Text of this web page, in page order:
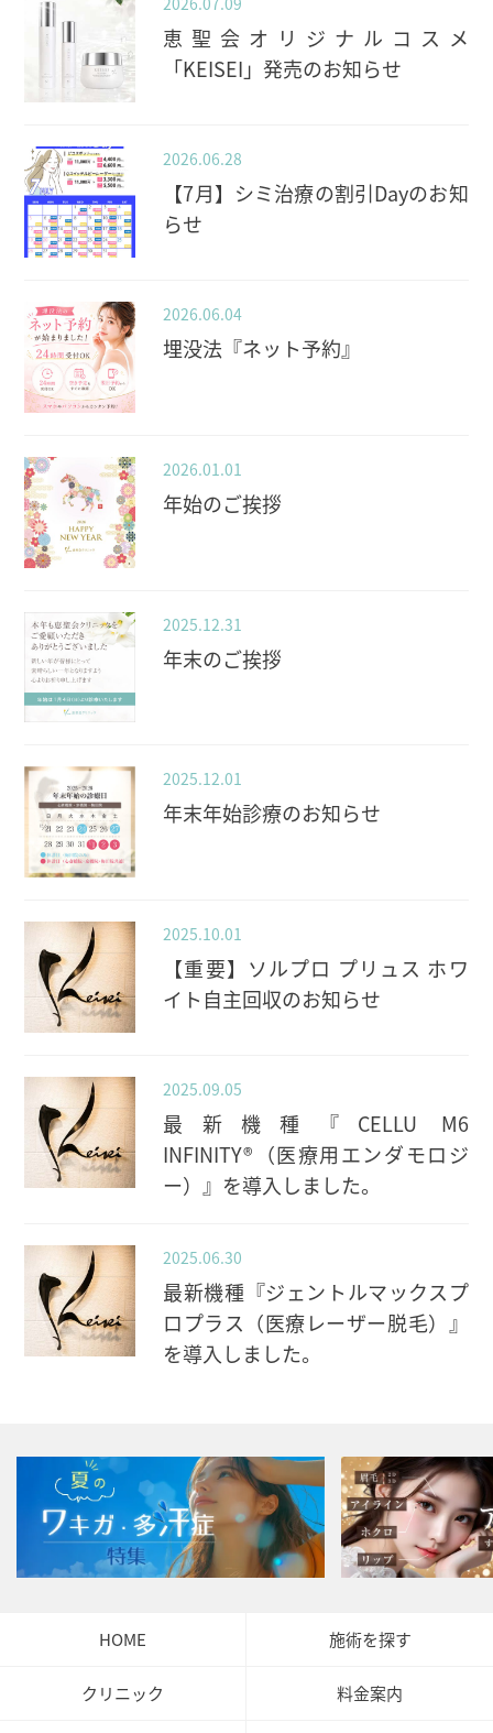
恵聖会オリジナルコスメ
「KEISEI」発売のお知らせ
2026.06.28
【7月】シミ治療の割引Dayのお知
らせ
2026.06.04
埋没法『ネット予約』
2026.01.01
年始のご挨拶
2025.12.31
年末のご挨拶
2025.12.01
年末年始診療のお知らせ
2025.10.01
【重要】ソルプロ プリュス ホワ
イト自主回収のお知らせ
2025.09.05
最新機種『CELLU M6
INFINITY®（医療用エンダモロジ
ー）』を導入しました。
2025.06.30
最新機種『ジェントルマックスプ
ロプラス（医療レーザー脱毛）』
を導入しました。
HOME 施術を探す
クリニック 料金案内